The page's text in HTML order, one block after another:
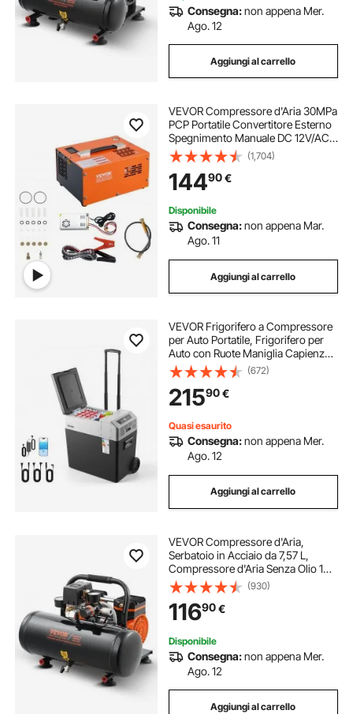
Consegna:non appena Mer.
Ago. 12
Aggiungi al carrello
VEVOR Compressore d'Aria 30MPa
PCP Portatile Convertitore Esterno
Spegnimento Manuale DC 12V/AC
230V, Compressore d'Aria Portatile
ad Alta Pressione Senza Acqua
Senza Olio per Pistola Aria
Compressa
(1,704)
14490€
Disponibile
Consegna:non appena Mar.
Ago. 11
Aggiungi al carrello
VEVOR Frigorifero a Compressore
per Auto Portatile, Frigorifero per
Auto con Ruote Maniglia Capienza
50 L 12V/24V DC Controllo APP,
Temperatura tra -22°C a 10°C,
Congelatore Elettrico per Camper
(672)
21590€
Quasi esaurito
Consegna:non appena Mer.
Ago. 12
Aggiungi al carrello
VEVOR Compressore d'Aria,
Serbatoio in Acciaio da 7,57 L,
Compressore d'Aria Senza Olio 1
HP 2,5 CFM 8 Bar Pressione
Massima 120 PSI, Compressore
Portatile Silenzioso 81 DB, per
Riparazioni Auto
(930)
11690€
Disponibile
Consegna:non appena Mer.
Ago. 12
Aggiungi al carrello